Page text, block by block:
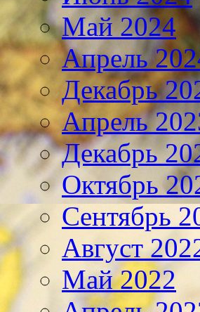
Май 2024
Апрель
Декабрь
Апрель
Декабрь
Октябрь
Сентябрь
Август
Май 2022